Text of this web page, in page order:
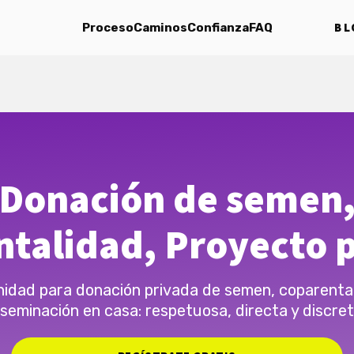
ProcesoCaminosConfianzaFAQ
de
Proyecto
para donación privada de semen,
en casa: respetuosa, directa y